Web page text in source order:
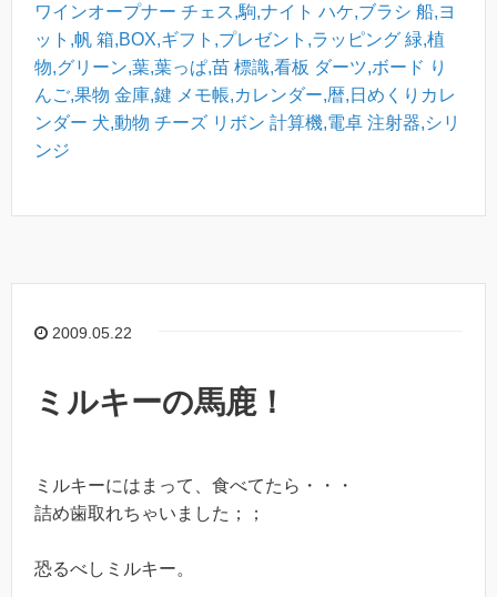
ワインオープナー チェス,駒,ナイト ハケ,ブラシ 船,ヨ
ット,帆 箱,BOX,ギフト,プレゼント,ラッピング 緑,植
物,グリーン,葉,葉っぱ,苗 標識,看板 ダーツ,ボード り
んご,果物 金庫,鍵 メモ帳,カレンダー,暦,日めくりカレ
ンダー 犬,動物 チーズ リボン 計算機,電卓 注射器,シリ
ンジ
2009.05.22
ミルキーの馬鹿！
ミルキーにはまって、食べてたら・・・
詰め歯取れちゃいました；；
恐るべしミルキー。